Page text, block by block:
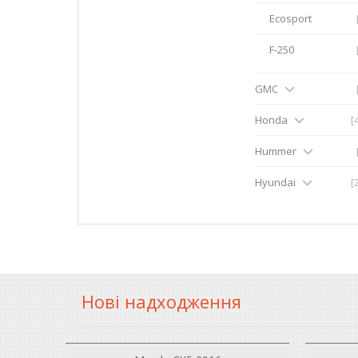
Ecosport
F-250
GMC
Honda
Hummer
Hyundai
Нові надходження